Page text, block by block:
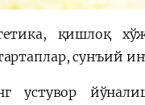
қишлоқ
сунъий
устувор